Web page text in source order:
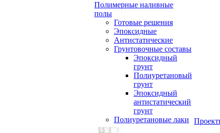
Полимерные наливные
полы
Готовые решения
Эпоксидные
Антистатические
Грунтовочные составы
Эпоксидный
грунт
Полиуретановый
грунт
Эпоксидный
антистатический
грунт
Полиуретановые лаки